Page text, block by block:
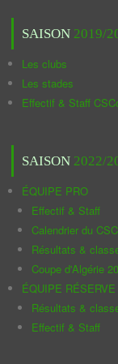
SAISON 2019/
Les clubs
Les stades
Effectif & Staff
SAISON 2022/
ÉQUIPE PRO
Effectif & Staff
Calendrier du CSC
Résultats &
Coupe d'Algérie
ÉQUIPE RÉSERVE
Résultats &
Effectif & Staff